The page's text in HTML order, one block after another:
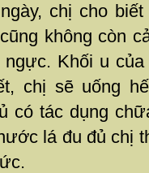
chị cho
không còn
Khối u
chị sẽ uống
có tác dụng
lá đu đủ chị